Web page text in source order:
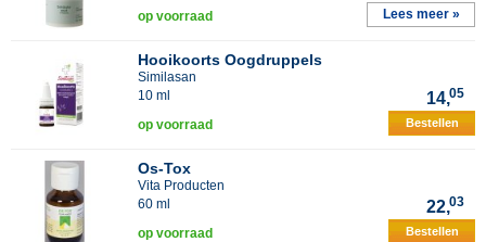
op voorraad Lees meer »
Hooikoorts Oogdruppels
Similasan
10 ml
14,05
op voorraad Bestellen
Os-Tox
Vita Producten
60 ml
22,03
op voorraad Bestellen